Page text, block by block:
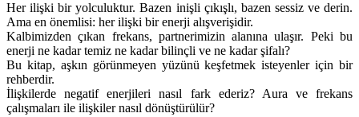
Her ilişki bir yolculuktur. Bazen inişli çıkışlı, bazen sessiz ve derin.
Ama en önemlisi: her ilişki bir enerji alışverişidir.
Kalbimizden çıkan frekans, partnerimizin alanına ulaşır. Peki bu
enerji ne kadar temiz ne kadar bilinçli ve ne kadar şifalı?
Bu kitap, aşkın görünmeyen yüzünü keşfetmek isteyenler için bir
rehberdir.
İlişkilerde negatif enerjileri nasıl fark ederiz? Aura ve frekans
çalışmaları ile ilişkiler nasıl dönüştürülür?